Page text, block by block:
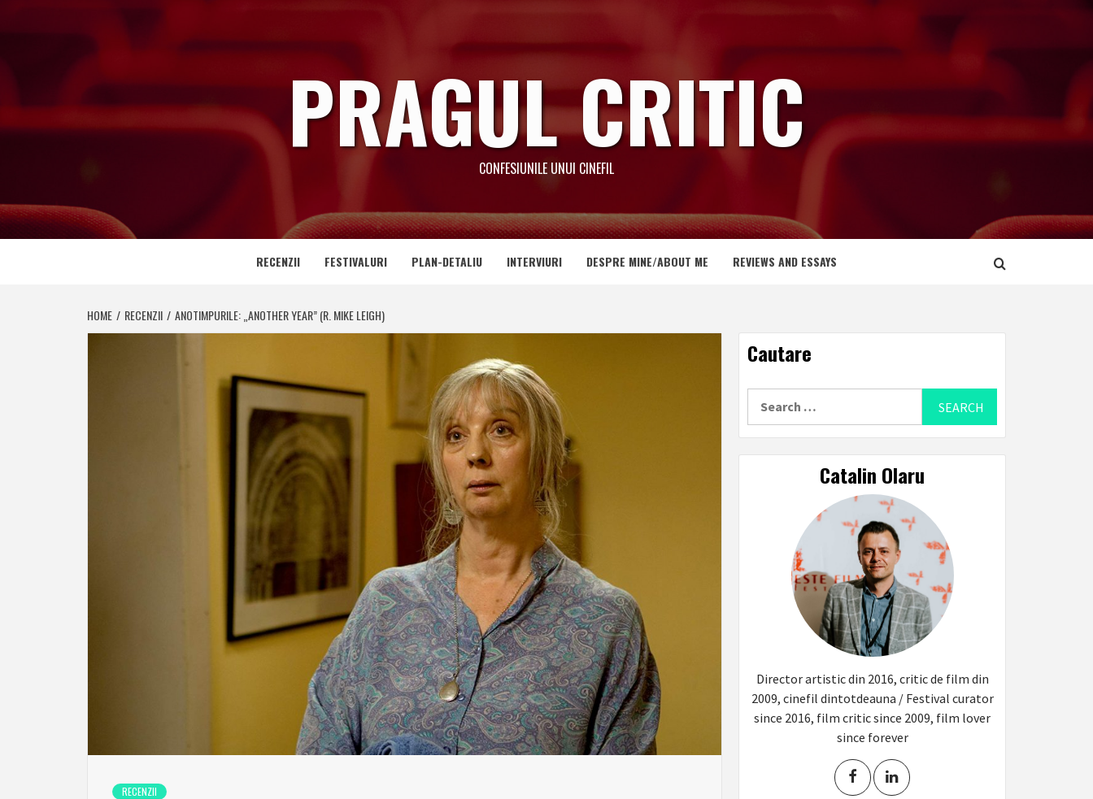
PRAGUL CRITIC
CONFESIUNILE UNUI CINEFIL
RECENZII FESTIVALURI PLAN-DETALIU INTERVIURI DESPRE MINE/ABOUT ME REVIEWS AND ESSAYS
HOME RECENZII ANOTIMPURILE: „ANOTHER YEAR” (R. MIKE LEIGH)
RECENZII
Cautare
Catalin Olaru
Director artistic din 2016, critic de film din
2009, cinefil dintotdeauna / Festival curator
since 2016, film critic since 2009, film lover
since forever